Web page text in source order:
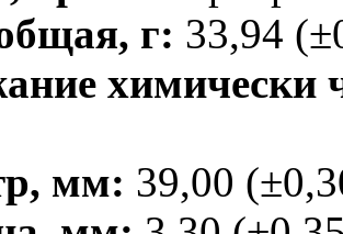
г: 33,94
химически
мм: 39,00